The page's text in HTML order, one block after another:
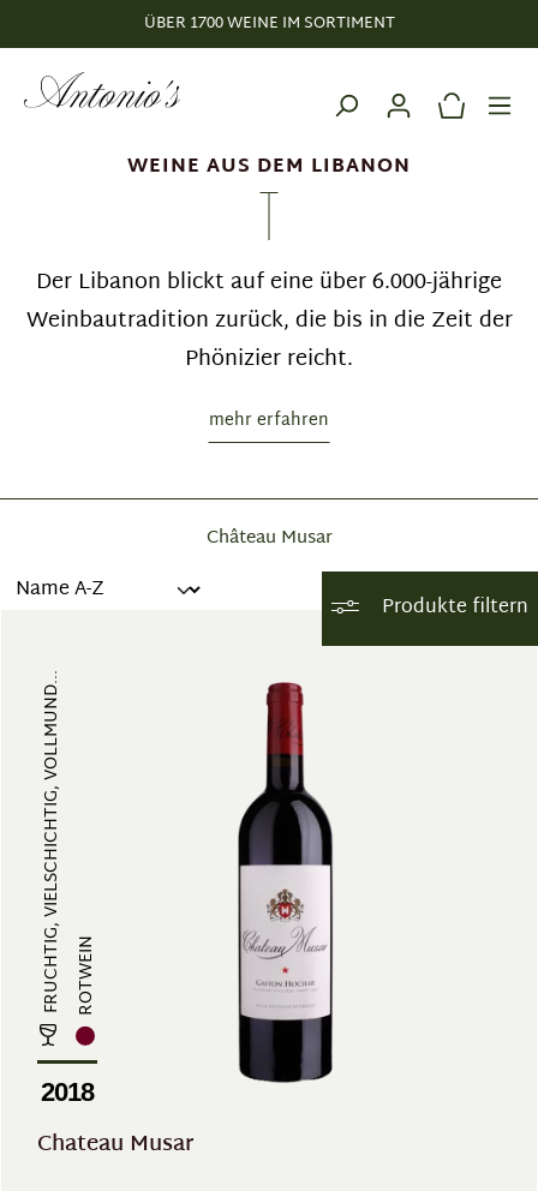
ÜBER 1700 WEINE IM SORTIMENT
WEINE AUS DEM LIBANON
Der Libanon blickt auf eine über 6.000-jährige
Weinbautradition zurück, die bis in die Zeit der
Phönizier reicht.
mehr erfahren
Château Musar
Produkte filtern
FRUCHTIG, VIELSCHICHTIG, VOLLMUND... ROTWEIN
2018
Chateau Musar